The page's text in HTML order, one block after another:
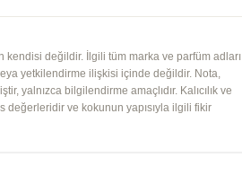
değildir. İlgili tüm marka ve parfüm adları
yetkilendirme ilişkisi içinde değildir. Nota,
yalnızca bilgilendirme amaçlıdır. Kalıcılık ve
değerleridir ve kokunun yapısıyla ilgili fikir